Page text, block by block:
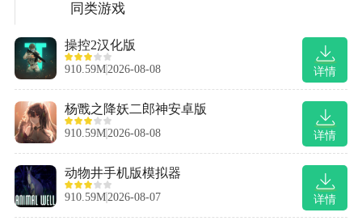
同类游戏
详情
操控2汉化版
910.59M2026-08-08
详情
杨戬之降妖二郎神安卓版
910.59M2026-08-08
详情
动物井手机版模拟器
910.59M2026-08-07